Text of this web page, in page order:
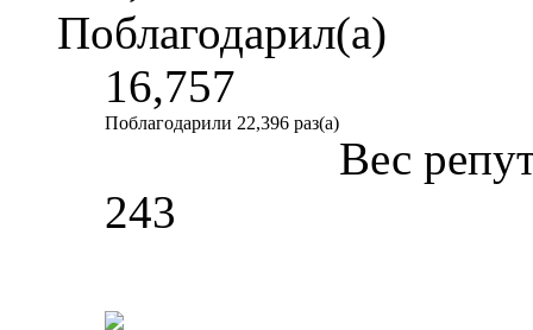
Поблагодарил(а)
16,757
Поблагодарили 22,396 раз(а)
Вес
243